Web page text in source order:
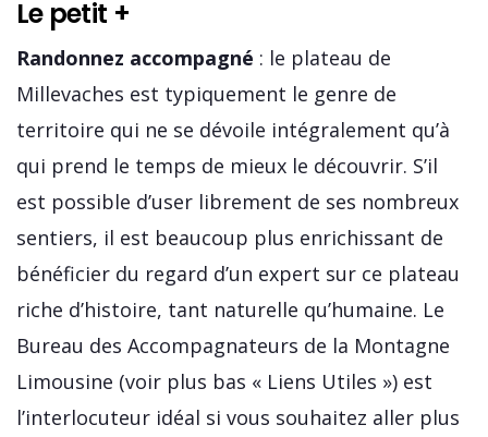
Le petit +
Randonnez accompagné : le plateau de
Millevaches est typiquement le genre de
territoire qui ne se dévoile intégralement qu’à
qui prend le temps de mieux le découvrir. S’il
est possible d’user librement de ses nombreux
sentiers, il est beaucoup plus enrichissant de
bénéficier du regard d’un expert sur ce plateau
riche d’histoire, tant naturelle qu’humaine. Le
Bureau des Accompagnateurs de la Montagne
Limousine (voir plus bas « Liens Utiles ») est
l’interlocuteur idéal si vous souhaitez aller plus